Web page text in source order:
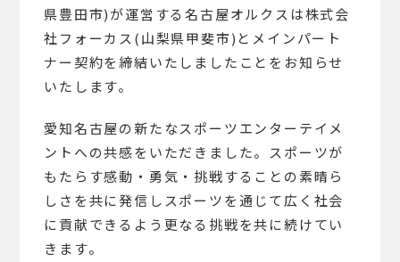
県豊田市)が運営する名古屋オルクスは株式会
社フォーカス(山梨県甲斐市)とメインパート
ナー契約を締結いたしましたことをお知らせ
いたします。
愛知名古屋の新たなスポーツエンターテイメ
ントへの共感をいただきました。スポーツが
もたらす感動・勇気・挑戦することの素晴ら
しさを共に発信しスポーツを通じて広く社会
に貢献できるよう更なる挑戦を共に続けてい
きます。